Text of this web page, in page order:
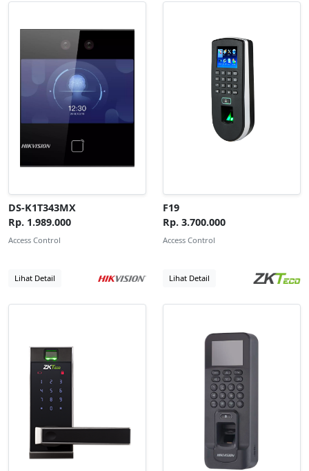
DS-K1T343MX
Rp. 1.989.000
Access Control
Lihat Detail
F19
Rp. 3.700.000
Access Control
Lihat Detail